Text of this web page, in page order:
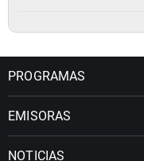
PROGRAMAS
EMISORAS
NOTICIAS